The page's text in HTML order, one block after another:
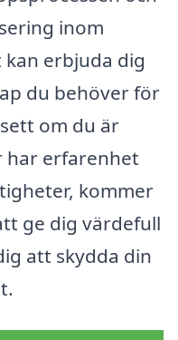
inom
erbjuda dig
du behöver för
om du är
har erfarenhet
kommer
ge dig värdefull
att skydda din